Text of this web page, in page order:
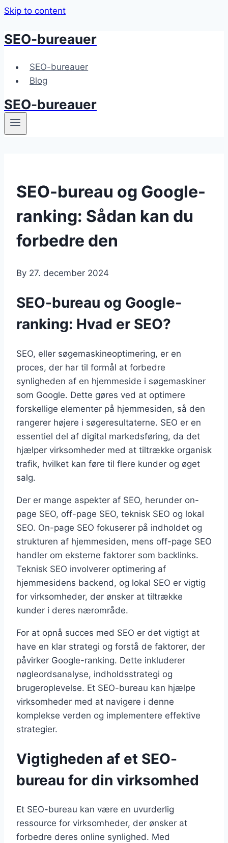
Skip to content
SEO-bureauer
SEO-bureauer
Blog
SEO-bureauer
SEO-bureau og Google-
ranking: Sådan kan du
forbedre den
By 27. december 2024
SEO-bureau og Google-
ranking: Hvad er SEO?
SEO, eller søgemaskineoptimering, er en
proces, der har til formål at forbedre
synligheden af en hjemmeside i søgemaskiner
som Google. Dette gøres ved at optimere
forskellige elementer på hjemmesiden, så den
rangerer højere i søgeresultaterne. SEO er en
essentiel del af digital markedsføring, da det
hjælper virksomheder med at tiltrække organisk
trafik, hvilket kan føre til flere kunder og øget
salg.
Der er mange aspekter af SEO, herunder on-
page SEO, off-page SEO, teknisk SEO og lokal
SEO. On-page SEO fokuserer på indholdet og
strukturen af hjemmesiden, mens off-page SEO
handler om eksterne faktorer som backlinks.
Teknisk SEO involverer optimering af
hjemmesidens backend, og lokal SEO er vigtig
for virksomheder, der ønsker at tiltrække
kunder i deres nærområde.
For at opnå succes med SEO er det vigtigt at
have en klar strategi og forstå de faktorer, der
påvirker Google-ranking. Dette inkluderer
nøgleordsanalyse, indholdsstrategi og
brugeroplevelse. Et SEO-bureau kan hjælpe
virksomheder med at navigere i denne
komplekse verden og implementere effektive
strategier.
Vigtigheden af et SEO-
bureau for din virksomhed
Et SEO-bureau kan være en uvurderlig
ressource for virksomheder, der ønsker at
forbedre deres online synlighed. Med